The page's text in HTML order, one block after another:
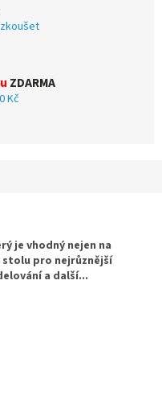
ZDARMA
Kč
je vhodný nejen na
stolu pro nejrůznější
a další...